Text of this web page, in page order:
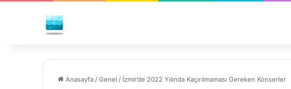
Anasayfa /Genel / İzmir’de 2022 Yılında Kaçırılmaması Gereken Konserler